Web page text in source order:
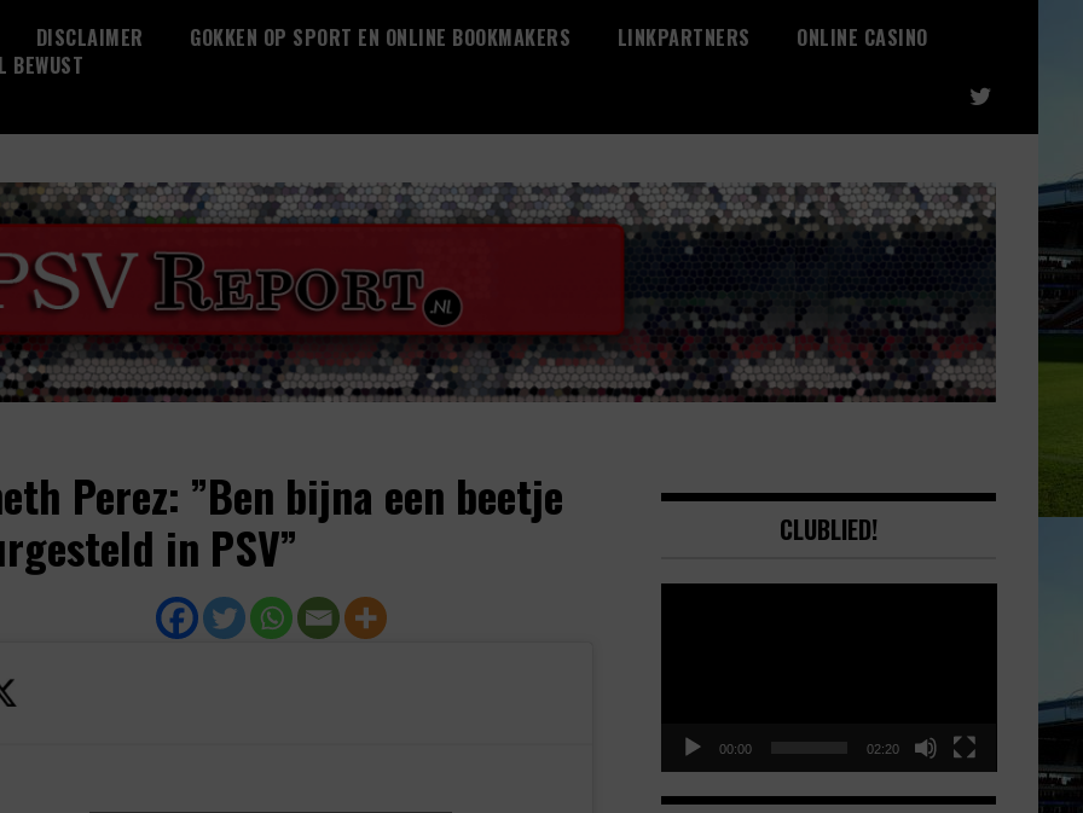
DISCLAIMER GOKKEN OP SPORT EN ONLINE BOOKMAKERS LINKPARTNERS
ONLINE CASINO
BEWUST
Perez: ”Ben bijna een beetje
in PSV”
CLUBLIED!
00:00 02:20